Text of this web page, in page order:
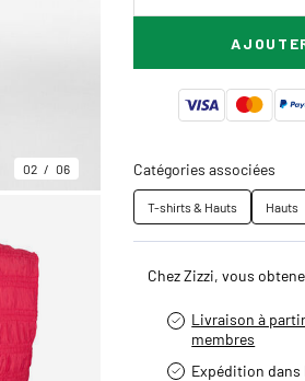
02 06 Catégories associées
T-shirts & Hauts Hauts
Chez Zizzi, vous
Livraison à
membres
Expédition dans